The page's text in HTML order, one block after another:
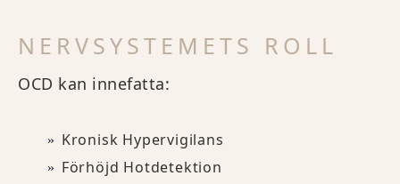
NERVSYSTEMETS ROLL
OCD kan innefatta:
Kronisk Hypervigilans
Förhöjd Hotdetektion